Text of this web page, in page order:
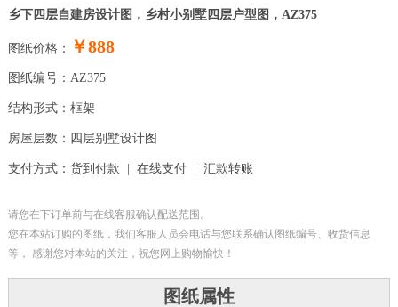
乡下四层自建房设计图，乡村小别墅四层户型图，AZ375
图纸价格： ￥888
图纸编号：AZ375
结构形式：框架
房屋层数：四层别墅设计图
支付方式：货到付款 | 在线支付 | 汇款转账
请您在下订单前与在线客服确认配送范围。
您在本站订购的图纸，我们客服人员会电话与您联系确认图纸编号、收货信息
等， 感谢您对本站的关注，祝您网上购物愉快！
图纸属性